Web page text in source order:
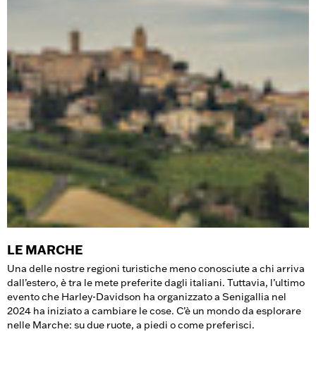
LE MARCHE
Una delle nostre regioni turistiche meno conosciute a chi arriva
dall’estero, è tra le mete preferite dagli italiani. Tuttavia, l’ultimo
evento che Harley-Davidson ha organizzato a Senigallia nel
2024 ha iniziato a cambiare le cose. C’è un mondo da esplorare
nelle Marche: su due ruote, a piedi o come preferisci.